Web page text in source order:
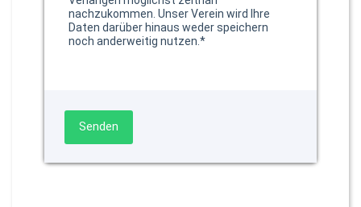
@@R5phr
@@rMJiJ
nachzukommen. Unser Verein wird Ihre
Daten darüber hinaus weder speichern
noch anderweitig nutzen.*
Senden